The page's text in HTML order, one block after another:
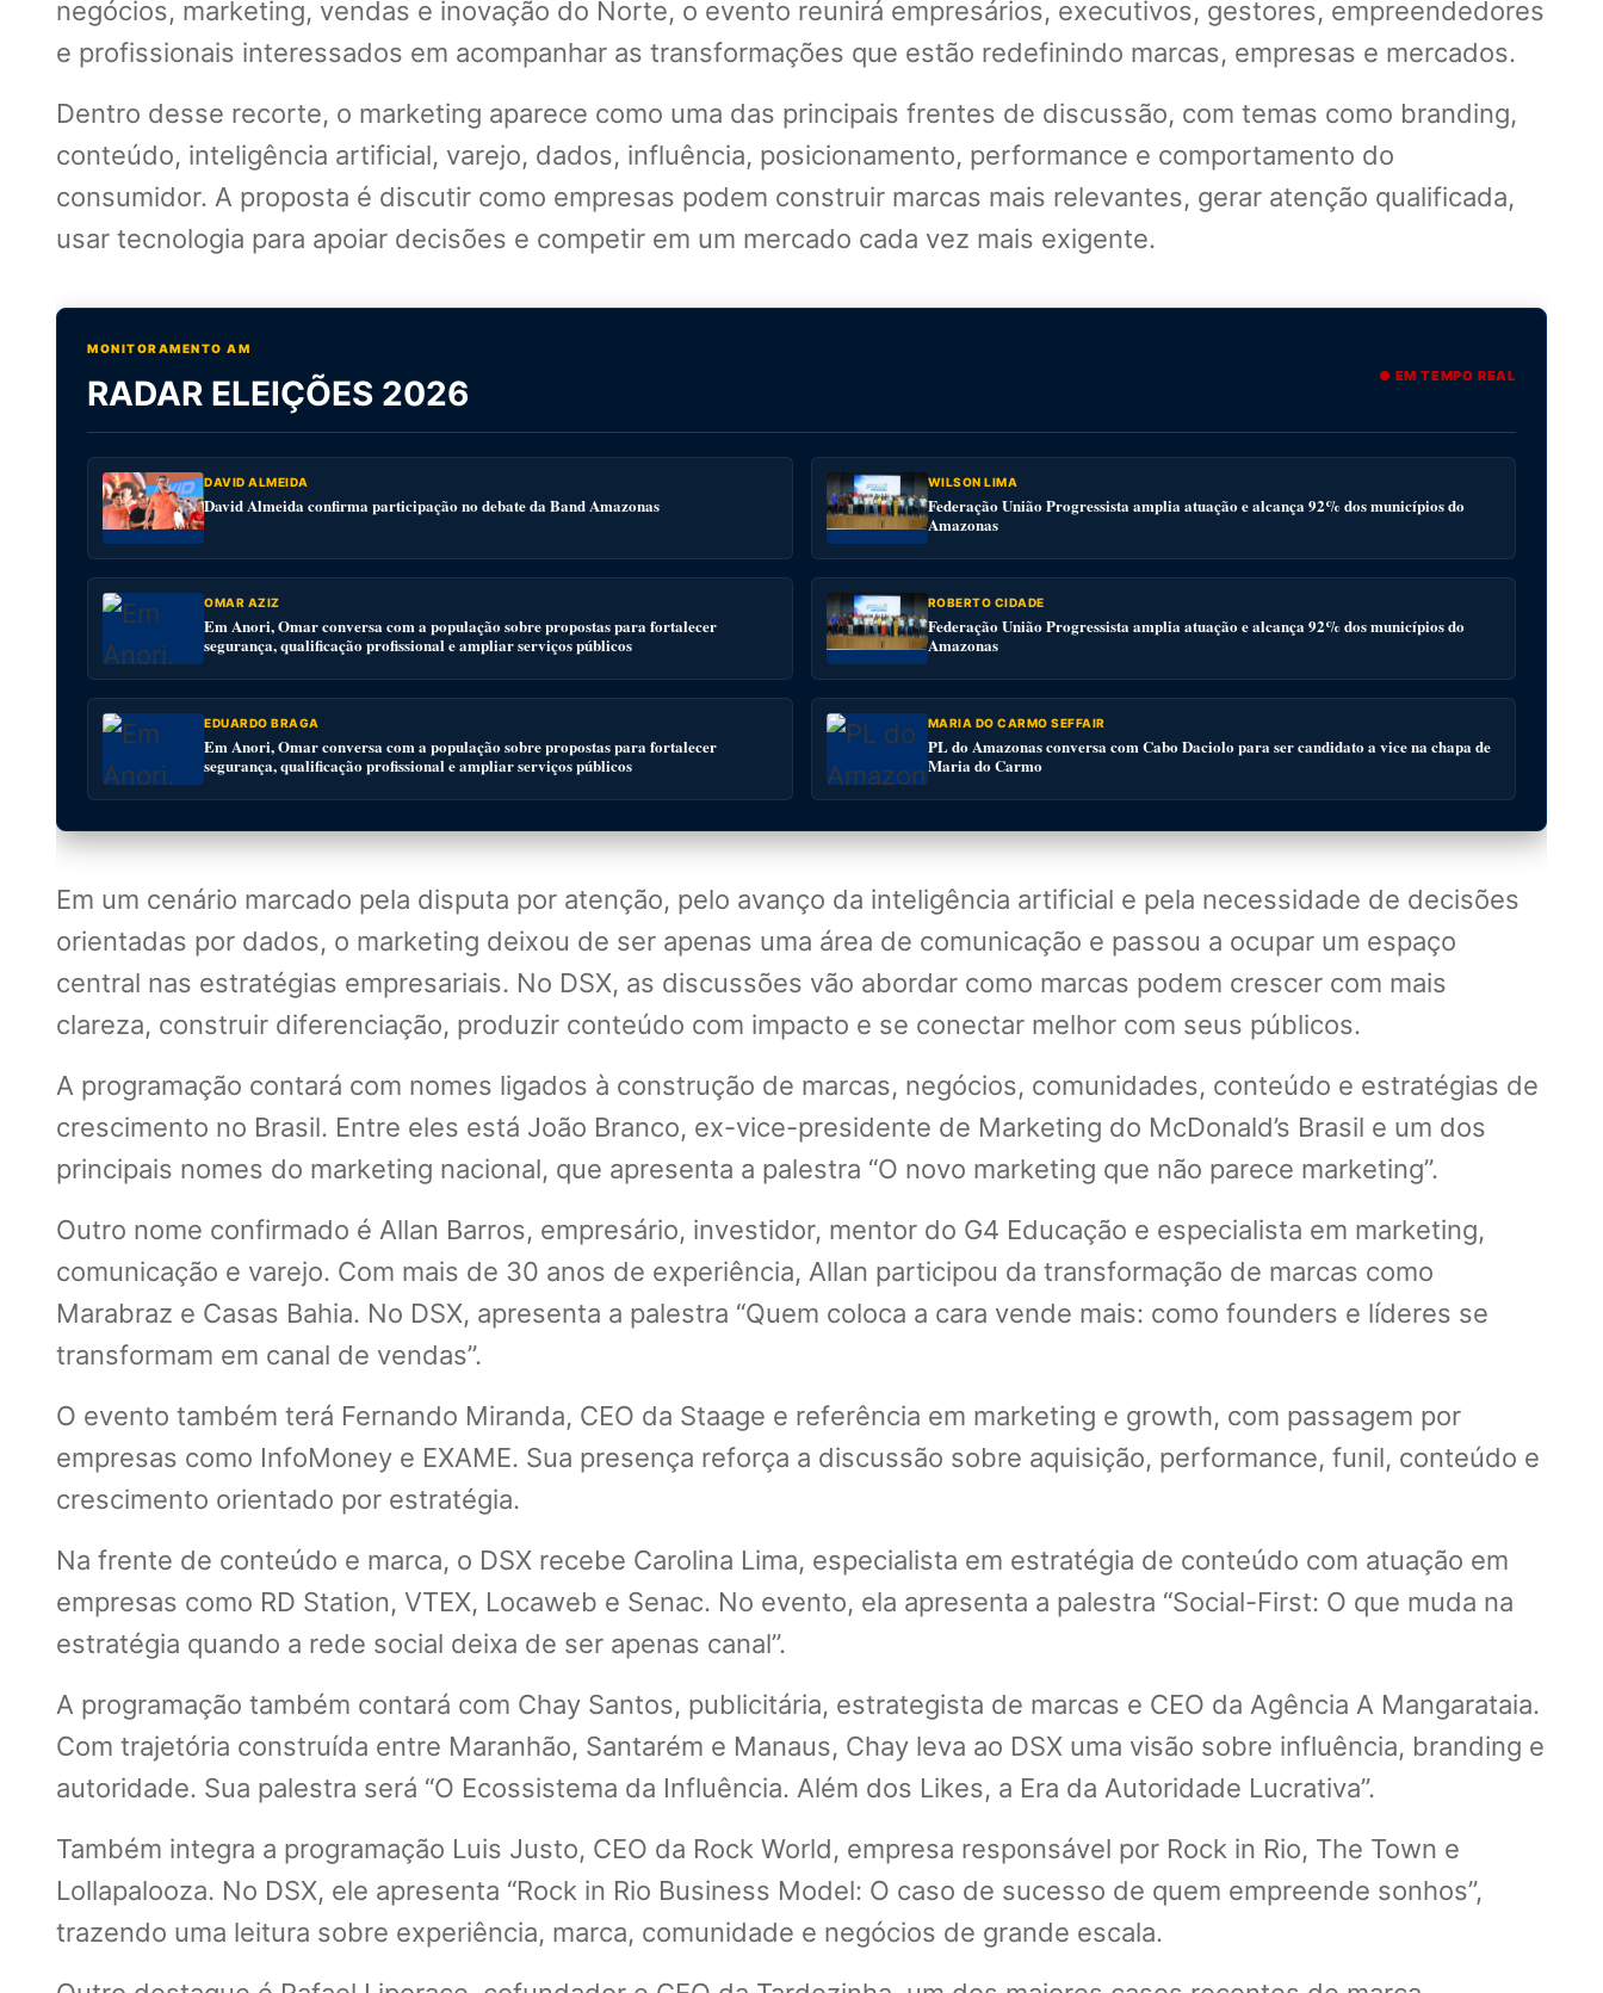
negócios, marketing, vendas e inovação do Norte, o evento reunirá empresários, executivos, gestores, empreendedores
e profissionais interessados em acompanhar as transformações que estão redefinindo marcas, empresas e mercados.
Dentro desse recorte, o marketing aparece como uma das principais frentes de discussão, com temas como branding,
conteúdo, inteligência artificial, varejo, dados, influência, posicionamento, performance e comportamento do
consumidor. A proposta é discutir como empresas podem construir marcas mais relevantes, gerar atenção qualificada,
usar tecnologia para apoiar decisões e competir em um mercado cada vez mais exigente.
MONITORAMENTO AM
RADAR ELEIÇÕES 2026 ● EM TEMPO REAL
DAVID ALMEIDA
David Almeida confirma participação no debate da Band Amazonas
WILSON LIMA
Federação União Progressista amplia atuação e alcança 92% dos municípios do
Amazonas
OMAR AZIZ
Em Anori, Omar conversa com a população sobre propostas para fortalecer
segurança, qualificação profissional e ampliar serviços públicos
ROBERTO CIDADE
Federação União Progressista amplia atuação e alcança 92% dos municípios do
Amazonas
EDUARDO BRAGA
Em Anori, Omar conversa com a população sobre propostas para fortalecer
segurança, qualificação profissional e ampliar serviços públicos
MARIA DO CARMO SEFFAIR
PL do Amazonas conversa com Cabo Daciolo para ser candidato a vice na chapa de
Maria do Carmo
Em um cenário marcado pela disputa por atenção, pelo avanço da inteligência artificial e pela necessidade de decisões
orientadas por dados, o marketing deixou de ser apenas uma área de comunicação e passou a ocupar um espaço
central nas estratégias empresariais. No DSX, as discussões vão abordar como marcas podem crescer com mais
clareza, construir diferenciação, produzir conteúdo com impacto e se conectar melhor com seus públicos.
A programação contará com nomes ligados à construção de marcas, negócios, comunidades, conteúdo e estratégias de
crescimento no Brasil. Entre eles está João Branco, ex-vice-presidente de Marketing do McDonald’s Brasil e um dos
principais nomes do marketing nacional, que apresenta a palestra “O novo marketing que não parece marketing”.
Outro nome confirmado é Allan Barros, empresário, investidor, mentor do G4 Educação e especialista em marketing,
comunicação e varejo. Com mais de 30 anos de experiência, Allan participou da transformação de marcas como
Marabraz e Casas Bahia. No DSX, apresenta a palestra “Quem coloca a cara vende mais: como founders e líderes se
transformam em canal de vendas”.
O evento também terá Fernando Miranda, CEO da Staage e referência em marketing e growth, com passagem por
empresas como InfoMoney e EXAME. Sua presença reforça a discussão sobre aquisição, performance, funil, conteúdo e
crescimento orientado por estratégia.
Na frente de conteúdo e marca, o DSX recebe Carolina Lima, especialista em estratégia de conteúdo com atuação em
empresas como RD Station, VTEX, Locaweb e Senac. No evento, ela apresenta a palestra “Social-First: O que muda na
estratégia quando a rede social deixa de ser apenas canal”.
A programação também contará com Chay Santos, publicitária, estrategista de marcas e CEO da Agência A Mangarataia.
Com trajetória construída entre Maranhão, Santarém e Manaus, Chay leva ao DSX uma visão sobre influência, branding e
autoridade. Sua palestra será “O Ecossistema da Influência. Além dos Likes, a Era da Autoridade Lucrativa”.
Também integra a programação Luis Justo, CEO da Rock World, empresa responsável por Rock in Rio, The Town e
Lollapalooza. No DSX, ele apresenta “Rock in Rio Business Model: O caso de sucesso de quem empreende sonhos”,
trazendo uma leitura sobre experiência, marca, comunidade e negócios de grande escala.